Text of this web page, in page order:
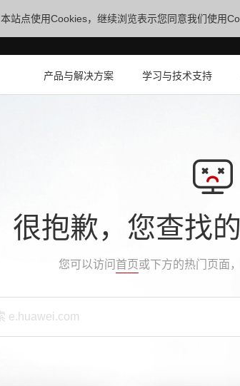
本站点使用Cookies，继续浏览表示您同意我们使用
产品与解决方案 学习与技术支持
很抱歉，您查找
您可以访问 首页或下方的热门页面